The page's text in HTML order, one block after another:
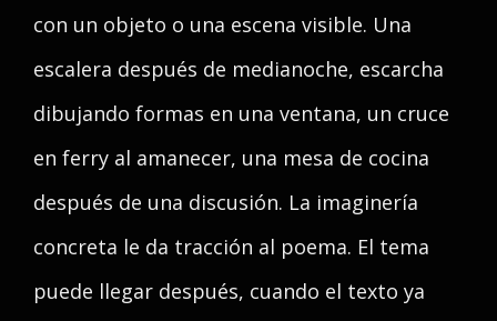
con un objeto o una escena visible. Una
escalera después de medianoche, escarcha
dibujando formas en una ventana, un cruce
en ferry al amanecer, una mesa de cocina
después de una discusión. La imaginería
concreta le da tracción al poema. El tema
puede llegar después, cuando el texto ya